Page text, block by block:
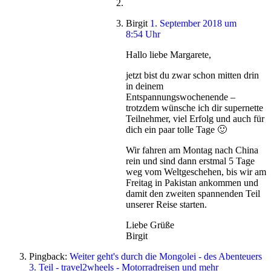
Birgit 1. September 2018 um
8:54 Uhr
Hallo liebe Margarete,
jetzt bist du zwar schon mitten drin
in deinem
Entspannungswochenende –
trotzdem wünsche ich dir supernette
Teilnehmer, viel Erfolg und auch für
dich ein paar tolle Tage 🙂
Wir fahren am Montag nach China
rein und sind dann erstmal 5 Tage
weg vom Weltgeschehen, bis wir am
Freitag in Pakistan ankommen und
damit den zweiten spannenden Teil
unserer Reise starten.
Liebe Grüße
Birgit
Pingback: Weiter geht's durch die Mongolei - des Abenteuers
3. Teil - travel2wheels - Motorradreisen und mehr